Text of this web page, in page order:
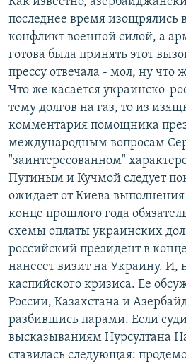
последнее время изощрялись
конфликт военной силой, а
готова была принять этот
прессу отвечала - мол, ну что
Что же касается украинско-
тему долгов на газ, то из
комментария помощника
международным вопросам
"заинтересованном"
Путиным и Кучмой следует
ожидает от Киева выполнения
конце прошлого года
схемы оплаты украинских
российский президент в
нанесет визит на Украину. И,
каспийского кризиса. Ее
России, Казахстана и
разбившись парами. Если
высказываниям Нурсултана
ставилась следующая: